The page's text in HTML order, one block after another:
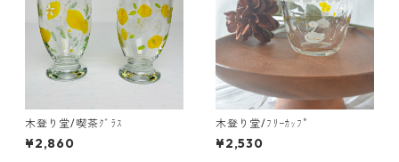
木登り堂/喫茶ｸﾞﾗｽ
¥2,860
木登り堂/ﾌﾘｰｶｯﾌﾟ
¥2,530